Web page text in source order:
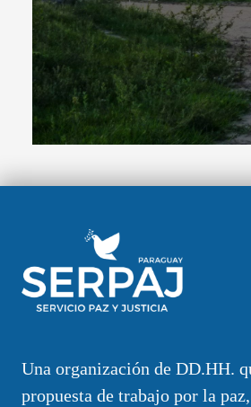
Una organización de DD.HH.
propuesta de trabajo por la